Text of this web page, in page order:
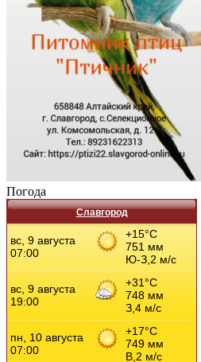
Погода
Славгород